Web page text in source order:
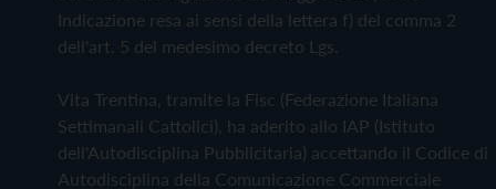
Indicazione resa ai sensi della lettera f) del comma 2
dell'art. 5 del medesimo decreto Lgs.
Vita Trentina, tramite la Fisc (Federazione Italiana
Settimanali Cattolici), ha aderito allo IAP (Istituto
dell'Autodisciplina Pubblicitaria) accettando il Codice di
Autodisciplina della Comunicazione Commerciale